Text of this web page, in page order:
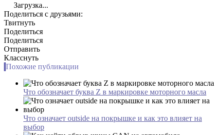
Загрузка...
Поделиться с друзьями:
Твитнуть
Поделиться
Поделиться
Отправить
Класснуть
Похожие публикации
Что обозначает буква Z в маркировке моторного масла
Что означает outside на покрышке и как это влияет на
выбор